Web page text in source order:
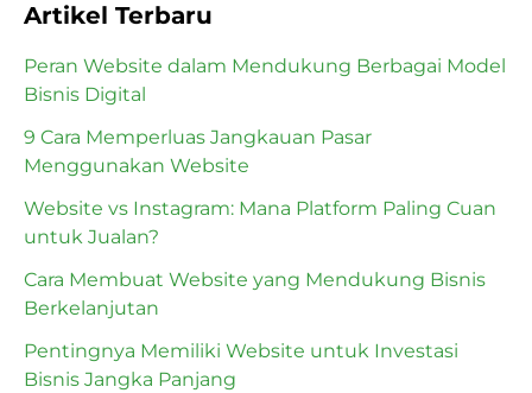
Artikel Terbaru
Peran Website dalam Mendukung Berbagai Model
Bisnis Digital
9 Cara Memperluas Jangkauan Pasar
Menggunakan Website
Website vs Instagram: Mana Platform Paling Cuan
untuk Jualan?
Cara Membuat Website yang Mendukung Bisnis
Berkelanjutan
Pentingnya Memiliki Website untuk Investasi
Bisnis Jangka Panjang